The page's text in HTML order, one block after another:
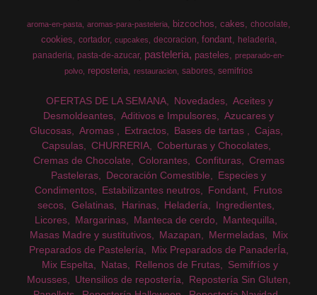
aroma-en-pasta aromas-para-pasteleria bizcochos cakes chocolate
cookies cortador cupcakes decoracion fondant
heladeria
panaderia pasta-de-azucar pasteleria pasteles
preparado-en-
polvo
reposteria restauracion sabores semifrios
OFERTAS DE LA SEMANA Novedades
Aceites y
Desmoldeantes
Aditivos e Impulsores
Azucares y
Glucosas
Aromas Extractos Bases de tartas
Cajas
Capsulas
CHURRERIA
Coberturas y Chocolates
Cremas de Chocolate
Colorantes Confituras
Cremas
Pasteleras
Decoración Comestible
Especies y
Condimentos
Estabilizantes neutros Fondant
Frutos
secos
Gelatinas Harinas Heladería
Ingredientes
Licores
Margarinas Manteca de cerdo
Mantequilla
Masas Madre y sustitutivos
Mazapan Mermeladas
Mix
Preparados de Pastelería
Mix Preparados de PanaderÍa
Mix Espelta
Natas Rellenos de Frutas
Semifríos y
Mousses
Utensilios de repostería
Repostería Sin Gluten